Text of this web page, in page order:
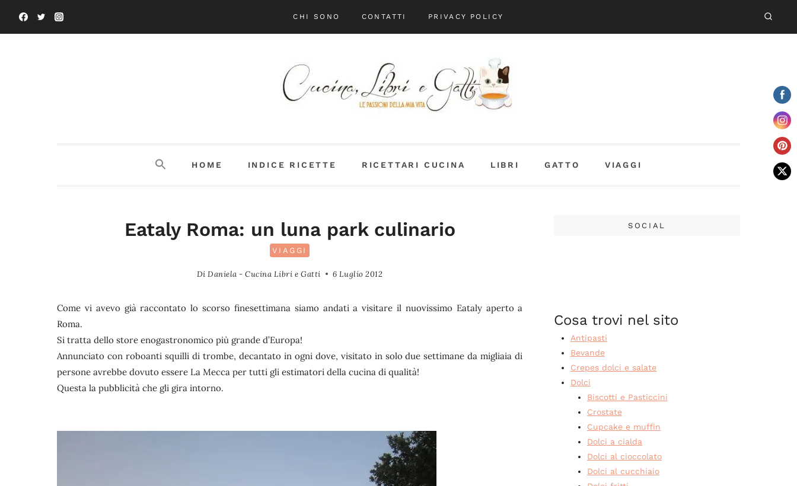
CHI SONO CONTATTI PRIVACY POLICY
HOME INDICE RICETTE RICETTARI CUCINA LIBRI GATTO VIAGGI
Eataly Roma: un luna park culinario
VIAGGI
Di Daniela - Cucina Libri e Gatti 6 Luglio 2012
Come vi avevo già raccontato lo scorso finesettimana siamo andati a visitare il nuovissimo Eataly aperto a
Roma.
Si tratta dello store enogastronomico più grande d’Europa!
Annunciato con roboanti squilli di trombe, decantato in ogni dove, visitato in solo due settimane da migliaia di
persone avrebbe dovuto essere La Mecca per tutti gli estimatori della cucina di qualità!
Questa la pubblicità che gli gira intorno.
SOCIAL
Cosa trovi nel sito
Antipasti
Bevande
Crepes dolci e salate
Dolci
Biscotti e Pasticcini
Crostate
Cupcake e muffin
Dolci a cialda
Dolci al cioccolato
Dolci al cucchiaio